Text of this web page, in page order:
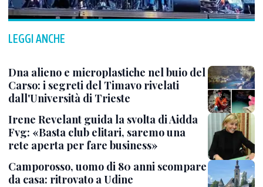
LEGGI ANCHE
Dna alieno e microplastiche nel buio del
Carso: i segreti del Timavo rivelati
dall'Università di Trieste
Irene Revelant guida la svolta di Aidda
Fvg: «Basta club elitari, saremo una
rete aperta per fare business»
Camporosso, uomo di 80 anni scompare
da casa: ritrovato a Udine